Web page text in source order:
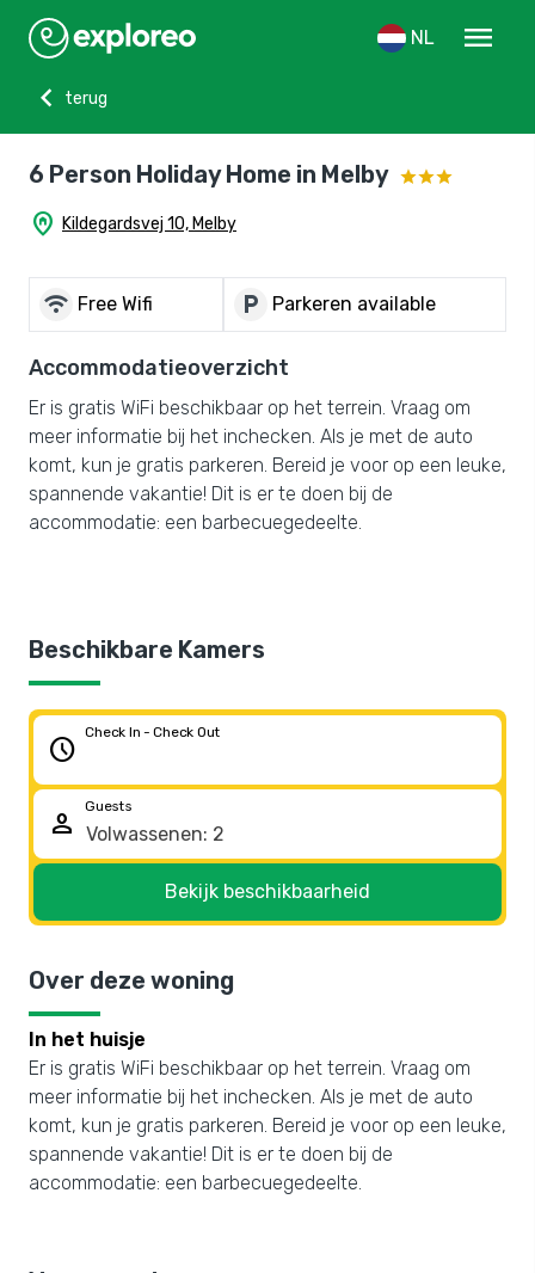
NL
menu
chevron_left
terug
6 Person Holiday Home in Melby
home_pin Kildegardsvej 10, Melby
wifi Free Wifi local_parking Parkeren available
Accommodatieoverzicht
Er is gratis WiFi beschikbaar op het terrein. Vraag om
meer informatie bij het inchecken. Als je met de auto
komt, kun je gratis parkeren. Bereid je voor op een leuke,
spannende vakantie! Dit is er te doen bij de
accommodatie: een barbecuegedeelte.
Beschikbare Kamers
schedule
Check In - Check Out
person
Guests
Bekijk beschikbaarheid
Over deze woning
In het huisje
Er is gratis WiFi beschikbaar op het terrein. Vraag om
meer informatie bij het inchecken. Als je met de auto
komt, kun je gratis parkeren. Bereid je voor op een leuke,
spannende vakantie! Dit is er te doen bij de
accommodatie: een barbecuegedeelte.